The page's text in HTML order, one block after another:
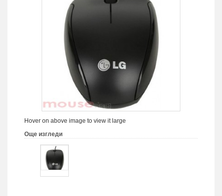
Hover on above image to view it large
Още изгледи